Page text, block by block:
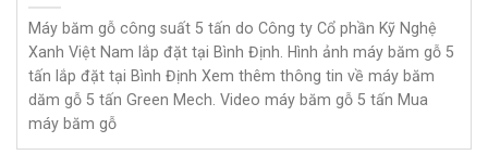
Máy băm gỗ công suất 5 tấn do Công ty Cổ phần Kỹ Nghệ
Xanh Việt Nam lắp đặt tại Bình Định. Hình ảnh máy băm gỗ 5
tấn lắp đặt tại Bình Định Xem thêm thông tin về máy băm
dăm gỗ 5 tấn Green Mech. Video máy băm gỗ 5 tấn Mua
máy băm gỗ